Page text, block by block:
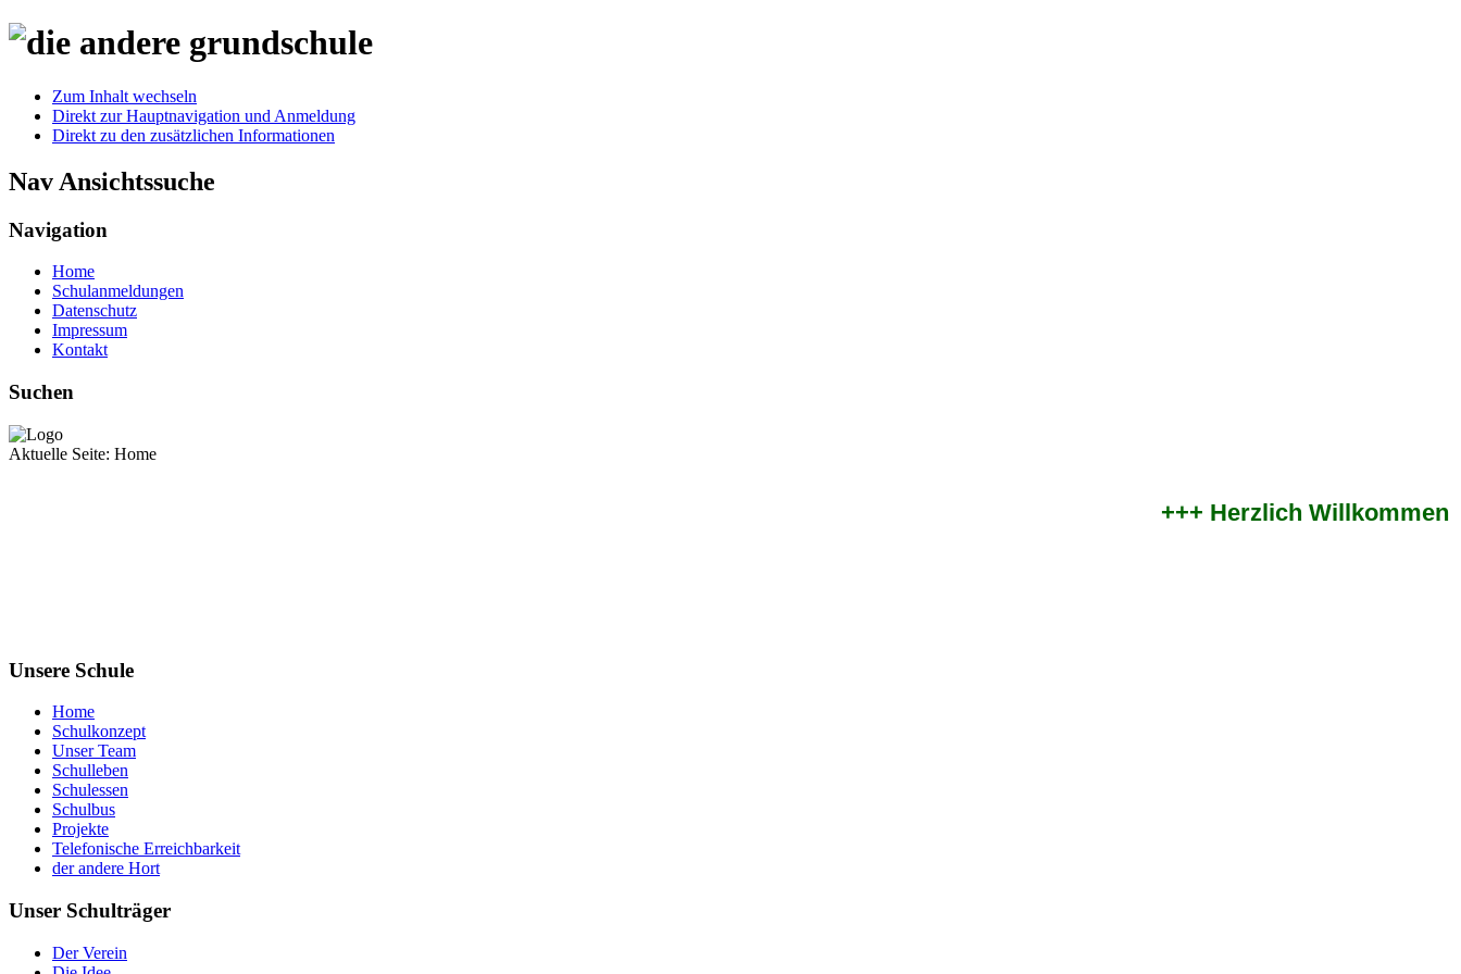
Zum Inhalt wechseln
Direkt zur Hauptnavigation und Anmeldung
Direkt zu den zusätzlichen Informationen
Nav Ansichtssuche
Navigation
Home
Schulanmeldungen
Datenschutz
Impressum
Kontakt
Suchen
Aktuelle Seite: Home
+++ Herzlich Willkommen
Unsere Schule
Home
Schulkonzept
Unser Team
Schulleben
Schulessen
Schulbus
Projekte
Telefonische Erreichbarkeit
der andere Hort
Unser Schulträger
Der Verein